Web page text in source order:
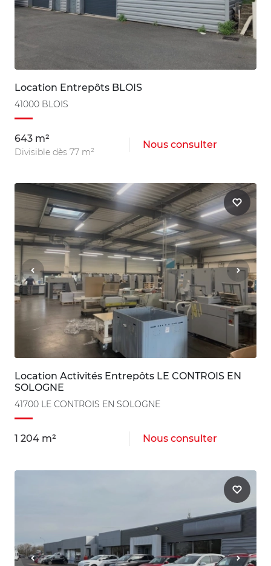
Location Entrepôts BLOIS
41000 BLOIS
643 m²
Divisible dès 77 m²
Nous consulter
Location Activités Entrepôts LE CONTROIS EN
SOLOGNE
41700 LE CONTROIS EN SOLOGNE
1 204 m² Nous consulter